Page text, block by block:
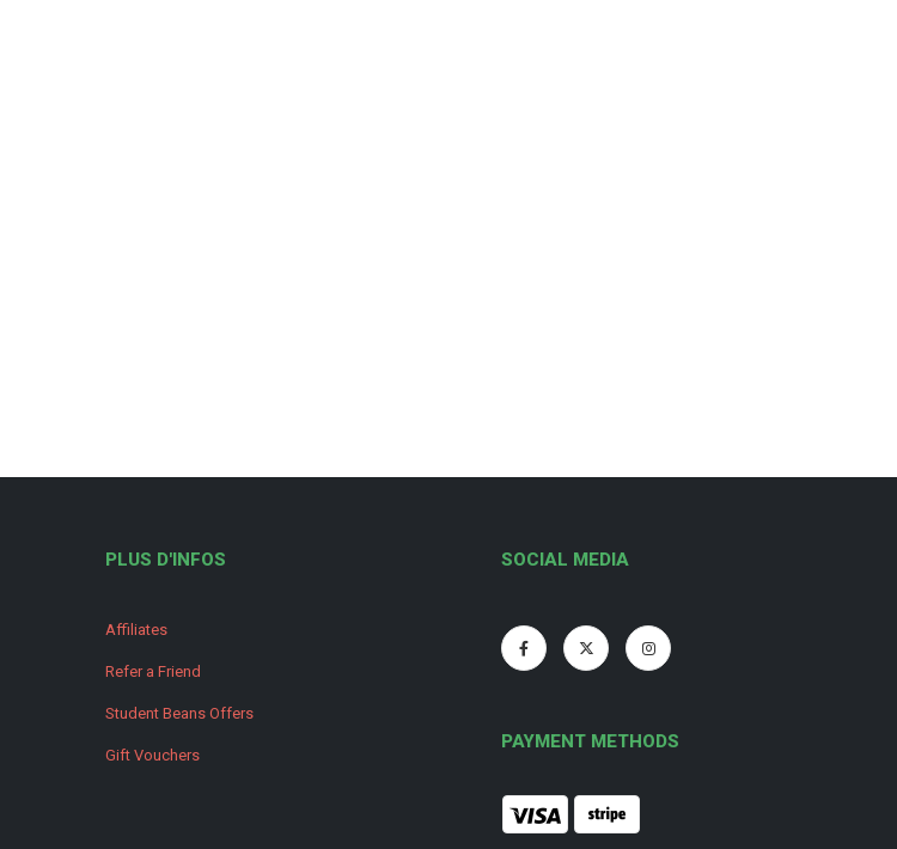
PLUS D'INFOS
Affiliates
Refer a Friend
Student Beans Offers
Gift Vouchers
SOCIAL MEDIA
PAYMENT METHODS